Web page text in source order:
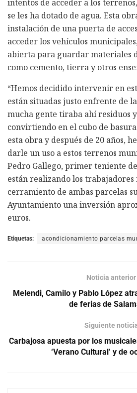
intentos de acceder a los
se les ha dotado de agua. Esta
instalación de una puerta de
acceder los vehículos
abierta para guardar materiales
como cemento, tierra y otros
“Hemos decidido intervenir en
están situadas justo enfrente de
mucha gente tiraba ahí residuos
convirtiendo en el cubo de
esta obra y después de 20 años,
darle un uso a estos terrenos
Pedro Gallego, primer teniente
están realizando los
cerramiento de ambas parcelas
Ayuntamiento una inversión
euros.
Etiquetas: acondicionamiento parcelas
Noticia anterior
Melendi, Camilo y Pablo López
de ferias de
Siguiente
Carbajosa apuesta por los
‘Verano Cultural’ y de